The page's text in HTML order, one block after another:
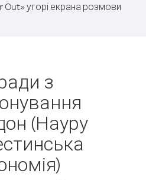
Out» угорі екрана розмови
з
(Науру